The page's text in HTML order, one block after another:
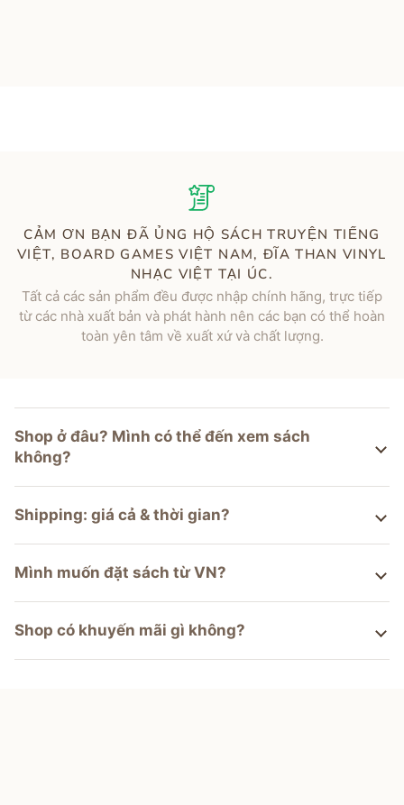
CẢM ƠN BẠN ĐÃ ỦNG HỘ SÁCH TRUYỆN TIẾNG
VIỆT, BOARD GAMES VIỆT NAM, ĐĨA THAN VINYL
NHẠC VIỆT TẠI ÚC.
Tất cả các sản phẩm đều được nhập chính hãng, trực tiếp
từ các nhà xuất bản và phát hành nên các bạn có thể hoàn
toàn yên tâm về xuất xứ và chất lượng.
Shop ở đâu? Mình có thể đến xem sách
không?
Shipping: giá cả & thời gian?
Mình muốn đặt sách từ VN?
Shop có khuyến mãi gì không?